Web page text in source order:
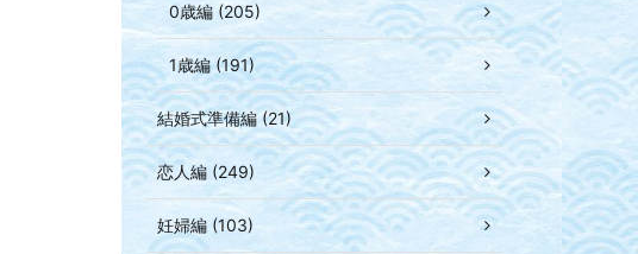
0歳編 (205)
1歳編 (191)
結婚式準備編 (21)
恋人編 (249)
妊婦編 (103)